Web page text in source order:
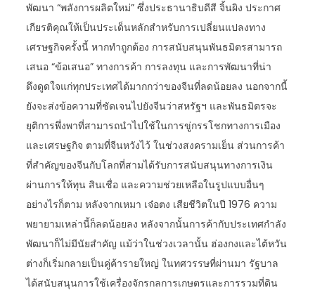
พัฒนา “พลังการผลิตใหม่” ซึ่งประธานาธิบดีสี จิ้นผิง ประกาศ
เกียรติคุณให้เป็นประเด็นหลักสำหรับการเปลี่ยนแปลงทาง
เศรษฐกิจครั้งนี้ หากทำถูกต้อง การสนับสนุนพันธมิตรสามารถ
เสนอ “ข้อเสนอ” ทางการค้า การลงทุน และการพัฒนาที่น่า
ดึงดูดใจแก่ทุกประเทศได้มากกว่าของจีนที่ลดน้อยลง นอกจากนี้
ยังจะส่งข้อความที่ชัดเจนไปยังจีนว่าสหรัฐฯ และพันธมิตรจะ
ยุติการพึ่งพาที่สามารถนำไปใช้ในการขู่กรรโชกทางการเมือง
และเศรษฐกิจ ตามที่จีนหวังไว้ ในช่วงสงครามเย็น ส่วนการค้า
ที่สำคัญของจีนกับโลกที่สามได้รับการสนับสนุนทางการเงิน
ผ่านการให้ทุน สินเชื่อ และความช่วยเหลือในรูปแบบอื่นๆ
อย่างไรก็ตาม หลังจากเหมา เจ๋อตง เสียชีวิตในปี 1976 ความ
พยายามเหล่านี้ก็ลดน้อยลง หลังจากนั้นการค้ากับประเทศกำลัง
พัฒนาก็ไม่มีนัยสำคัญ แม้ว่าในช่วงเวลานั้น ฮ่องกงและไต้หวัน
ต่างก็เริ่มกลายเป็นคู่ค้ารายใหญ่ ในทศวรรษที่ผ่านมา รัฐบาล
ได้สนับสนุนการใช้เครื่องจักรกลการเกษตรและการรวมที่ดิน